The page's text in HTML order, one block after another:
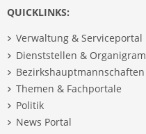
QUICKLINKS:
Verwaltung & Serviceportal
Dienststellen &
Bezirkshauptmannschaften
Themen & Fachportale
Politik
News Portal